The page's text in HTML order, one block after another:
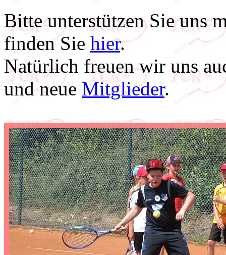
Bitte unterstützen Sie uns
finden Sie hier.
Natürlich freuen wir uns
und neue Mitglieder.